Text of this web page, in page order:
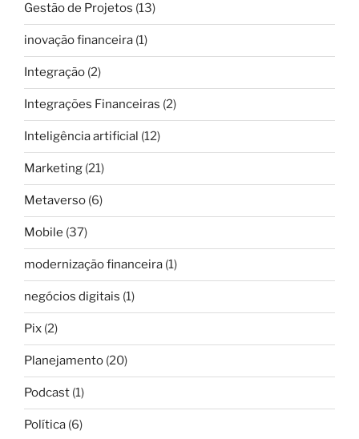
Gestão de Projetos (13)
inovação financeira (1)
Integração (2)
Integrações Financeiras (2)
Inteligência artificial (12)
Marketing (21)
Metaverso (6)
Mobile (37)
modernização financeira (1)
negócios digitais (1)
Pix (2)
Planejamento (20)
Podcast (1)
Política (6)